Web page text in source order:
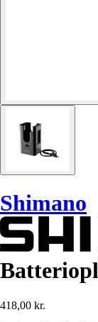
Shimano
418,00 kr.